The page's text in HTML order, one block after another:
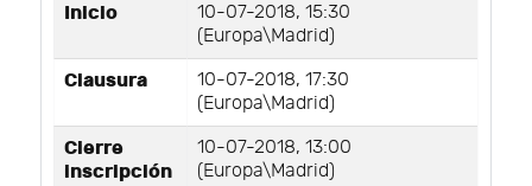
Inicio
10-07-2018, 15:30
(Europa\Madrid)
Clausura
10-07-2018, 17:30
(Europa\Madrid)
Cierre
inscripción
10-07-2018, 13:00
(Europa\Madrid)